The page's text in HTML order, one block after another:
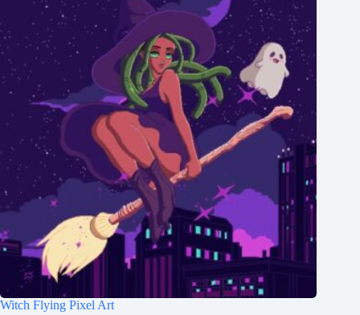
Witch Flying Pixel Art